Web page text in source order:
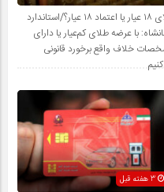
طلای ۱۸ عیار یا اعتماد ۱۸ عیار؟/استاندارد
با عرضه طلای کم‌عیار یا دارای
خلاف واقع برخورد قانونی